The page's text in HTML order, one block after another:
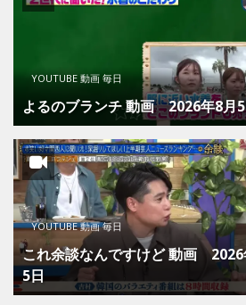
YOUTUBE 動画 毎日
よるのブランチ 動画 2026年8月
YOUTUBE 動画 毎日
これ余談なんですけど 動画 2026
5日